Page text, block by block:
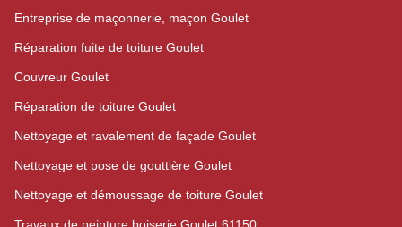
Entreprise de maçonnerie, maçon Goulet
Réparation fuite de toiture Goulet
Couvreur Goulet
Réparation de toiture Goulet
Nettoyage et ravalement de façade Goulet
Nettoyage et pose de gouttière Goulet
Nettoyage et démoussage de toiture Goulet